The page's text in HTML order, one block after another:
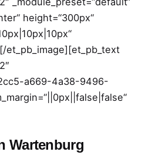
height=“300px“
et_pb_image][et_pb_text
a669-4a38-9496-
Wartenburg